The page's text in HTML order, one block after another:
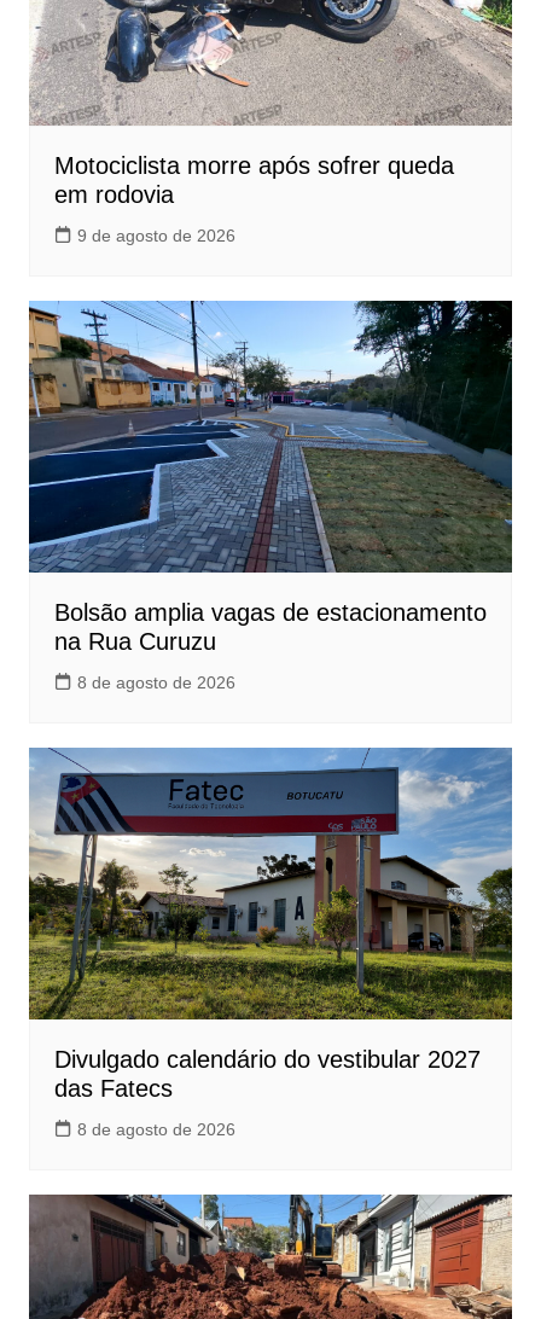
Motociclista morre após sofrer queda
em rodovia
9 de agosto de 2026
Bolsão amplia vagas de estacionamento
na Rua Curuzu
8 de agosto de 2026
Divulgado calendário do vestibular 2027
das Fatecs
8 de agosto de 2026